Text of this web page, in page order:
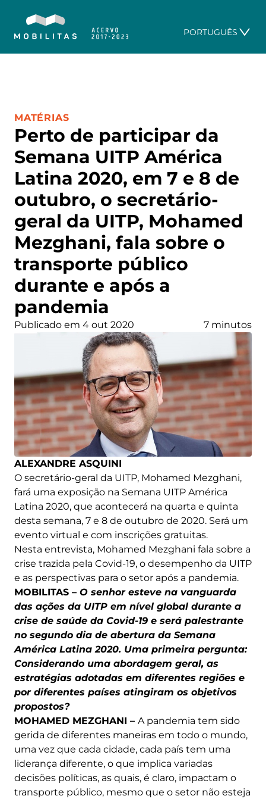
PORTUGUÊS
Perto de participar da
Semana UITP América
Latina 2020, em 7 e 8 de
outubro, o secretário-
geral da UITP, Mohamed
Mezghani, fala sobre o
transporte público
durante e após a
pandemia
CATEGORIA:
MATÉRIAS
Publicado em 4 out 2020 7 minutos
ALEXANDRE ASQUINI
O secretário-geral da UITP, Mohamed Mezghani,
fará uma exposição na Semana UITP América
Latina 2020, que acontecerá na quarta e quinta
desta semana, 7 e 8 de outubro de 2020. Será um
evento virtual e com inscrições gratuitas.
Nesta entrevista, Mohamed Mezghani fala sobre a
crise trazida pela Covid-19, o desempenho da UITP
e as perspectivas para o setor após a pandemia.
MOBILITAS – O senhor esteve na vanguarda
das ações da UITP em nível global durante a
crise de saúde da Covid-19 e será palestrante
no segundo dia de abertura da Semana
América Latina 2020. Uma primeira pergunta:
Considerando uma abordagem geral, as
estratégias adotadas em diferentes regiões e
por diferentes países atingiram os objetivos
propostos?
MOHAMED MEZGHANI – A pandemia tem sido
gerida de diferentes maneiras em todo o mundo,
uma vez que cada cidade, cada país tem uma
liderança diferente, o que implica variadas
decisões políticas, as quais, é claro, impactam o
transporte público, mesmo que o setor não esteja